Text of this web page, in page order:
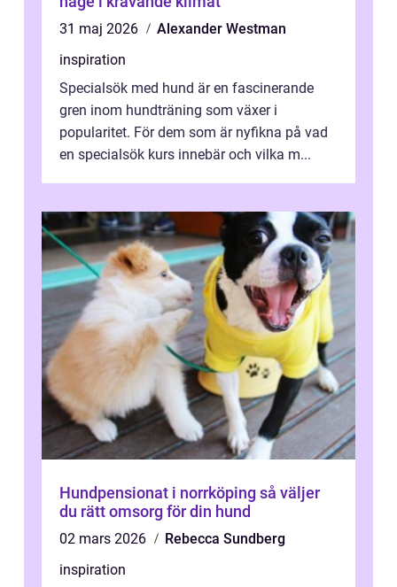
31 maj 2026
Alexander Westman
inspiration
Specialsök med hund är en fascinerande
gren inom hundträning som växer i
popularitet. För dem som är nyfikna på vad
en specialsök kurs innebär och vilka m...
Hundpensionat i norrköping så väljer
du rätt omsorg för din hund
02 mars 2026
Rebecca Sundberg
inspiration